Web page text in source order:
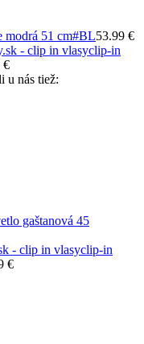
modrá 51 cm#BL53.99 €
clip-in
€
u nás tiež:
gaštanová 45
clip-in
€